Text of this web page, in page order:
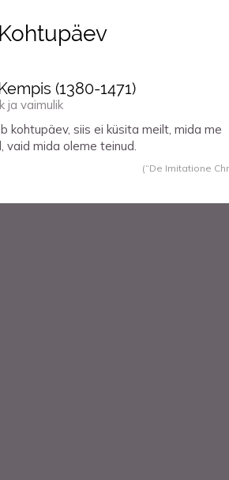
Kohtupäev
(1380-1471)
ja vaimulik
kohtupäev, siis ei küsita meilt, mida me
vaid mida oleme teinud.
(“De Imitatione